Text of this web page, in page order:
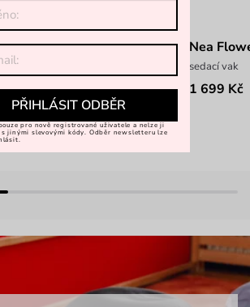
Nea
sedací vak
1 699 Kč
PŘIHLÁSIT ODBĚR
pro nově registrované uživatele a nelze ji
jinými slevovými kódy. Odběr newsletteru lze